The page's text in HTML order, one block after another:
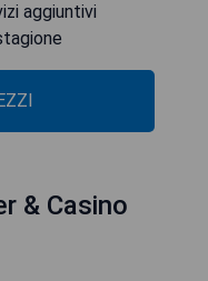
aggiuntivi
& Casino